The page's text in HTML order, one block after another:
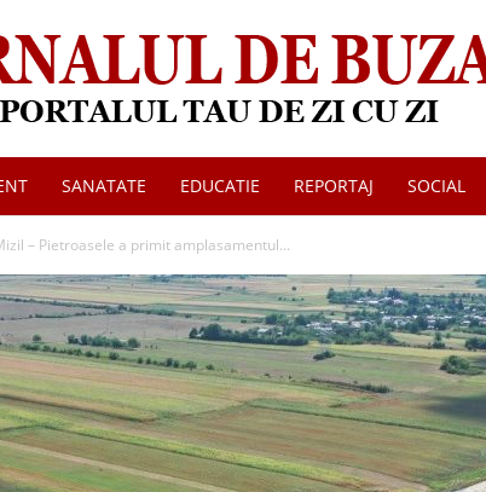
Jurnalul
de
SANATATE EDUCATIE REPORTAJ SOCIAL
– Pietroasele a primit amplasamentul...